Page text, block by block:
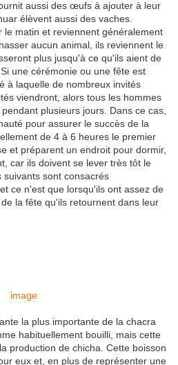
aussi des œufs à ajouter à leur
élèvent aussi des vaches.
le matin et reviennent généralement
aucun animal, ils reviennent le
plus jusqu'à ce qu'ils aient de
une cérémonie ou une fête est
à laquelle de nombreux invités
viendront, alors tous les hommes
plusieurs jours. Dans ce cas,
pour assurer le succès de la
de 4 à 6 heures le premier
et préparent un endroit pour dormir,
car ils doivent se lever très tôt le
sont consacrés
ce n'est que lorsqu'ils ont assez de
la fête qu'ils retournent dans leur
image
la plus importante de la chacra
habituellement bouilli, mais cette
production de chicha. Cette boisson
eux et, en plus de représenter une